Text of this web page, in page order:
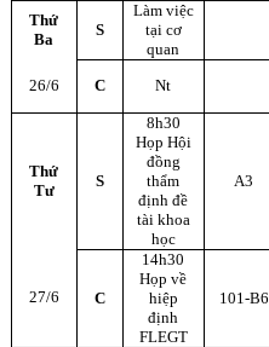
Thứ
Ba
S
Làm việc
tại cơ
quan
26/6
C Nt
Thứ
Tư
S
8h30
Họp Hội
đồng
thẩm
định đề
tài khoa
học
A3
27/6 C
14h30
Họp về
hiệp
định
FLEGT
101-B6